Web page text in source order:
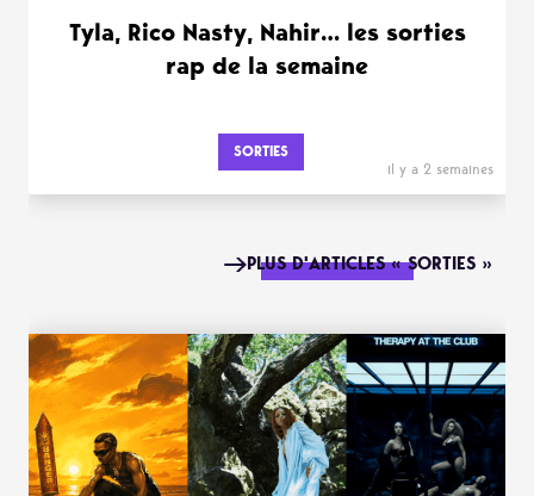
Tyla, Rico Nasty, Nahir… les sorties
rap de la semaine
SORTIES
il y a 2 semaines
PLUS D'ARTICLES « SORTIES »